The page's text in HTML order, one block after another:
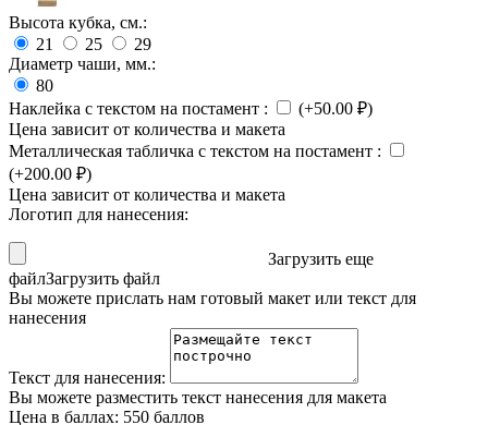
Высота кубка, см.:
21
25
29
Диаметр чаши, мм.:
80
Наклейка с текстом на постамент : (+50.00 ₽)
Цена зависит от количества и макета
Металлическая табличка с текстом на постамент :
(+200.00 ₽)
Цена зависит от количества и макета
Логотип для нанесения:
Загрузить еще
файлЗагрузить файл
Вы можете прислать нам готовый макет или текст для
нанесения
Текст для нанесения:
Вы можете разместить текст нанесения для макета
Цена в баллах: 550 баллов